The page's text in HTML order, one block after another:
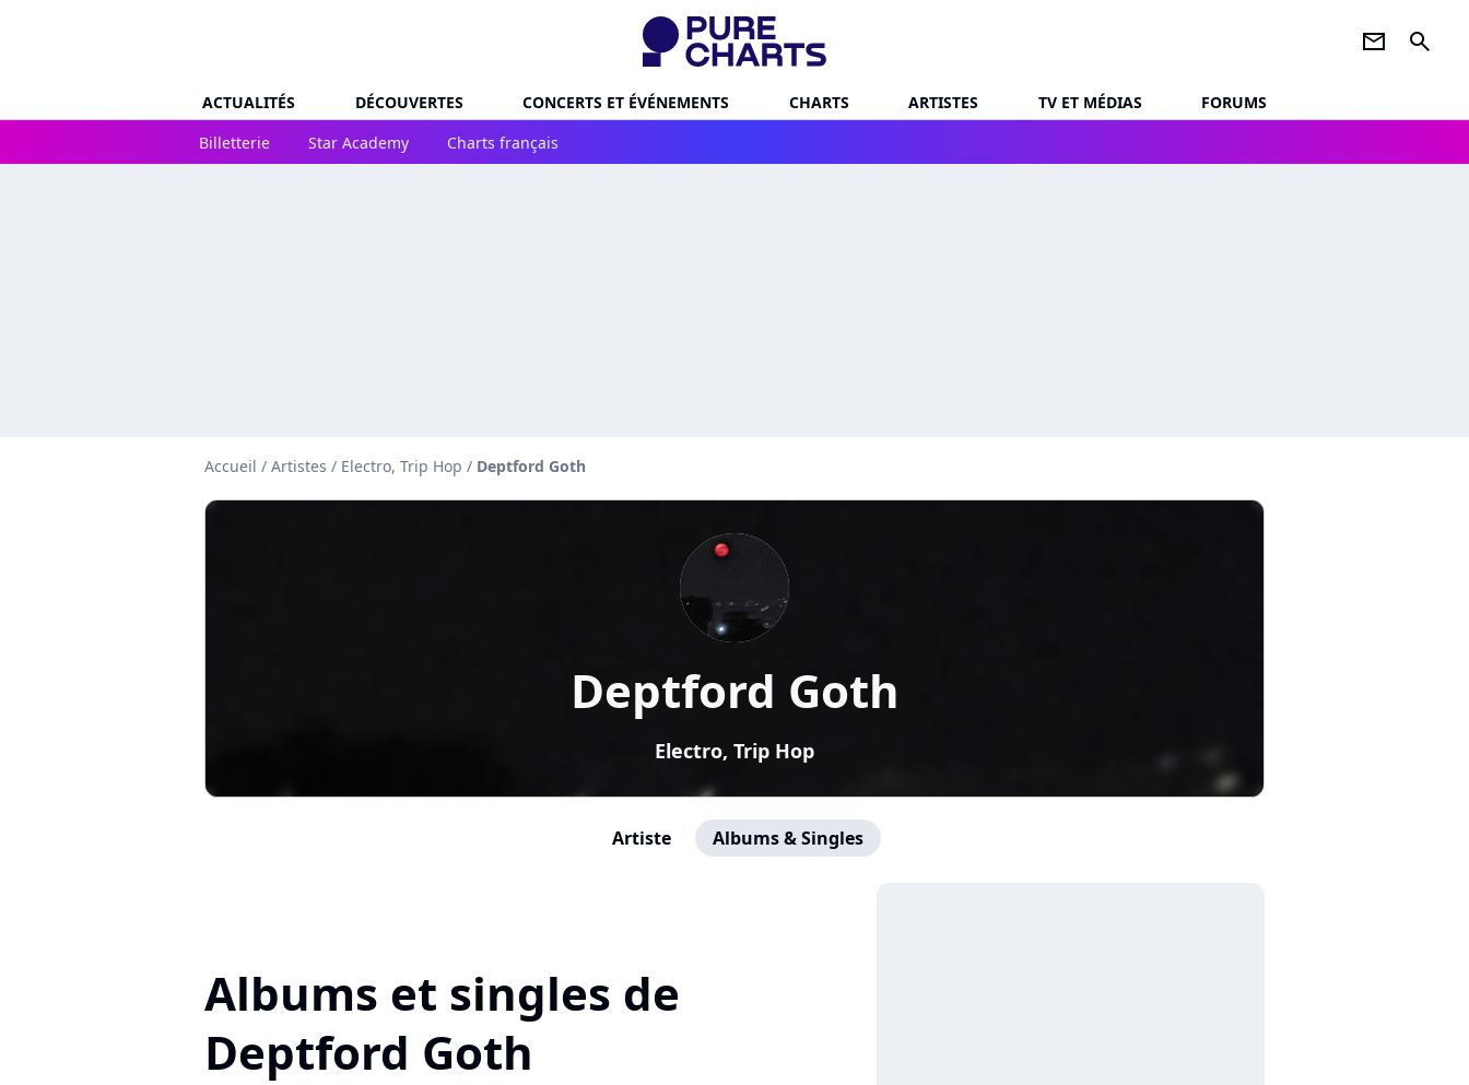
newsletter search
ACTUALITÉS DÉCOUVERTES CONCERTS ET ÉVÉNEMENTS CHARTS ARTISTES TV ET MÉDIAS
FORUMS
Billetterie
Star Academy Charts français
Accueil / Artistes / Electro, Trip Hop / Deptford Goth
Deptford Goth
Electro, Trip Hop
Artiste Albums & Singles
Albums et singles de
Deptford Goth